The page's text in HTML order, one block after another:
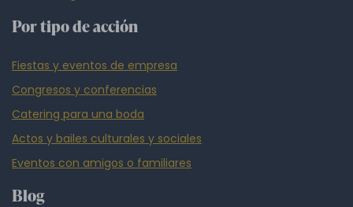
Por tipo de acción
Fiestas y eventos de empresa
Congresos y conferencias
Catering para una boda
Actos y bailes culturales y sociales
Eventos con amigos o familiares
Blog